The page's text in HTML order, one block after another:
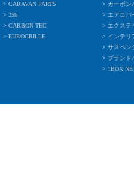
> CARAVAN PARTS
> 25b
> CARBON TEC
> EUROGRILLE
> カーボン
> エアロパ
> エクステ
> インテリ
> サスペン
> ブランド
> 1BOX